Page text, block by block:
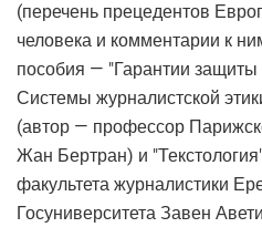
(перечень прецедентов
человека и комментарии к
пособия — "Гарантии
Системы журналистской
(автор — профессор
Жан Бертран) и
факультета журналистики
Госуниверситета Завен